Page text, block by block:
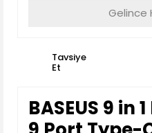
Gelince
Tavsiye
Et
BASEUS 9 in